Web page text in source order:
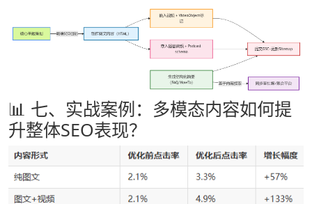
📊 七、实战案例：多模态内容如何提
升整体SEO表现？